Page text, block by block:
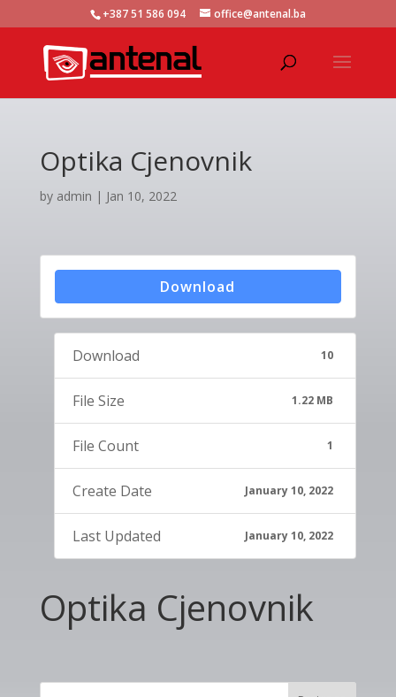
+387 51 586 094 office@antenal.ba
Optika Cjenovnik
by admin | Jan 10, 2022
Download
Download 10
File Size 1.22 MB
File Count 1
Create Date January 10, 2022
Last Updated January 10, 2022
Optika Cjenovnik